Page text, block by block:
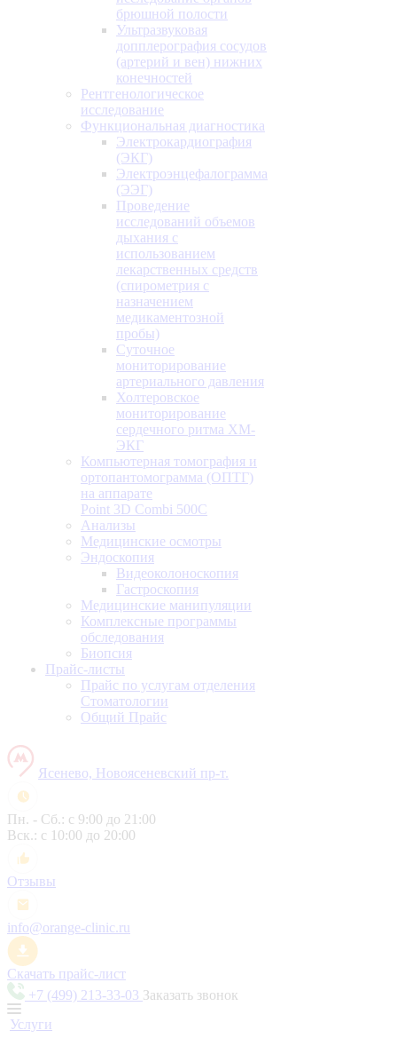
брюшной полости
Ультразвуковая
допплерография сосудов
(артерий и вен) нижних
конечностей
Рентгенологическое
исследование
Функциональная диагностика
Электрокардиография
(ЭКГ)
Электроэнцефалограмма
(ЭЭГ)
Проведение
исследований объемов
дыхания с
использованием
лекарственных средств
(спирометрия с
назначением
медикаментозной
пробы)
Суточное
мониторирование
артериального давления
Холтеровское
мониторирование
сердечного ритма ХМ-
ЭКГ
Компьютерная томография и
ортопантомограмма (ОПТГ)
на аппарате
Point 3D Combi 500C
Анализы
Медицинские осмотры
Эндоскопия
Видеоколоноскопия
Гастроскопия
Медицинские манипуляции
Комплексные программы
обследования
Биопсия
Прайс-листы
Прайс по услугам отделения
Стоматологии
Общий Прайс
Ясенево, Новоясеневский пр-т.
Пн. - Сб.: с 9:00 до 21:00
Вск.: с 10:00 до 20:00
Отзывы
info@orange-clinic.ru
Скачать прайс-лист
+7 (499) 213-33-03 Заказать звонок
Услуги